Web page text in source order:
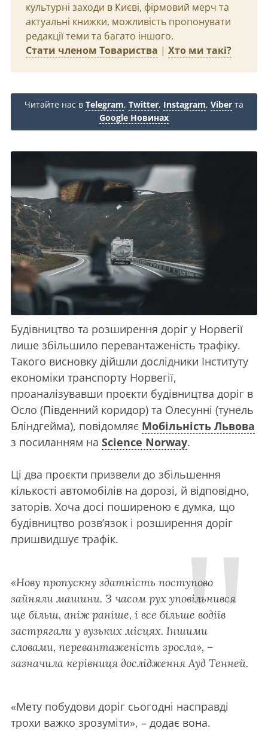
культурні заходи в Києві, фірмовий мерч та
актуальні книжки, можливість пропонувати
редакції теми та багато іншого.
Стати членом Товариства | Хто ми такі?
Читайте нас в Telegram, Twitter, Instagram, Viber та
Google Новинах
Будівництво та розширення доріг у Норвегії
лише збільшило перевантаженість трафіку.
Такого висновку дійшли дослідники Інституту
економіки транспорту Норвегії,
проаналізувавши проєкти будівництва доріг в
Осло (Південний коридор) та Олесунні (тунель
Бліндгейма), повідомляє Мобільність Львова
з посиланням на Science Norway.
Ці два проєкти призвели до збільшення
кількості автомобілів на дорозі, й відповідно,
заторів. Хоча досі поширеною є думка, що
будівництво розв’язок і розширення доріг
пришвидшує трафік.
«Нову пропускну здатність поступово
зайняли машини. З часом рух уповільнився
ще більш, аніж раніше, і все більше водіїв
застрягали у вузьких місцях. Іншими
словами, перевантаженість зросла», –
зазначила керівниця дослідження Ауд Тенней.
«Мету побудови доріг сьогодні насправді
трохи важко зрозуміти», – додає вона.